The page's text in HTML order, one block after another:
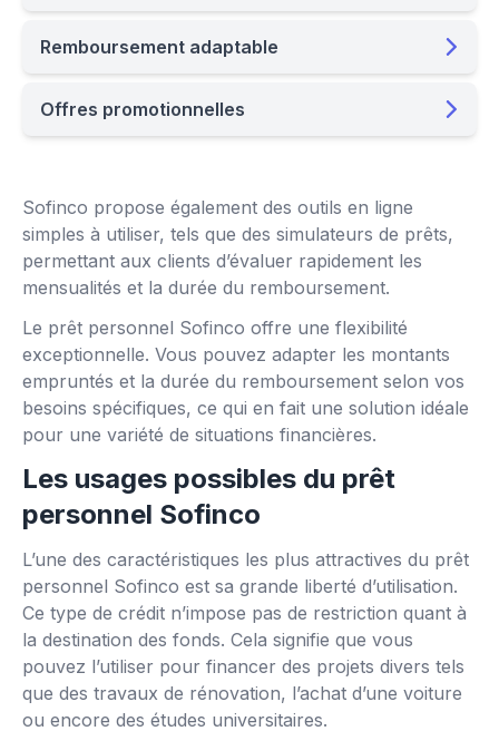
Remboursement adaptable
Offres promotionnelles
Sofinco propose également des outils en ligne
simples à utiliser, tels que des simulateurs de prêts,
permettant aux clients d’évaluer rapidement les
mensualités et la durée du remboursement.
Le prêt personnel Sofinco offre une flexibilité
exceptionnelle. Vous pouvez adapter les montants
empruntés et la durée du remboursement selon vos
besoins spécifiques, ce qui en fait une solution idéale
pour une variété de situations financières.
Les usages possibles du prêt
personnel Sofinco
L’une des caractéristiques les plus attractives du prêt
personnel Sofinco est sa grande liberté d’utilisation.
Ce type de crédit n’impose pas de restriction quant à
la destination des fonds. Cela signifie que vous
pouvez l’utiliser pour financer des projets divers tels
que des travaux de rénovation, l’achat d’une voiture
ou encore des études universitaires.